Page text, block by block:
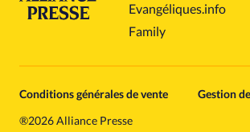
Evangéliques.info
Family
Conditions générales de vente Gestion
®2026 Alliance Presse